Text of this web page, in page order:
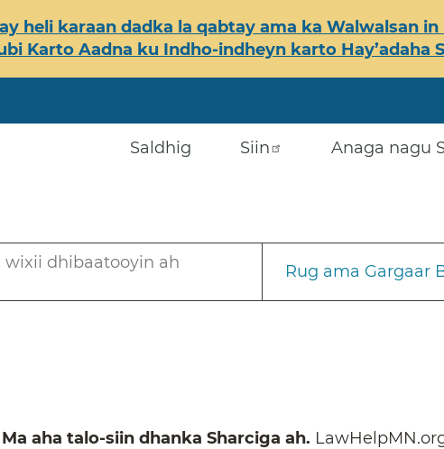
heli karaan dadka la qabtay ama ka Walwalsan in
Karto Aadna ku Indho-indheyn karto Hay’adaha
wixii dhibaatooyin ah
Saldhig Siin Anaga nagu
Rug ama Gargaar
aha talo-siin dhanka Sharciga ah.